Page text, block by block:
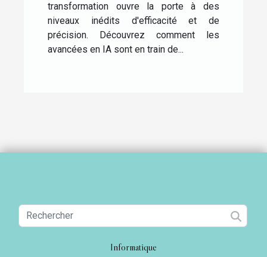
transformation ouvre la porte à des
niveaux inédits d'efficacité et de
précision. Découvrez comment les
avancées en IA sont en train de...
Informatique